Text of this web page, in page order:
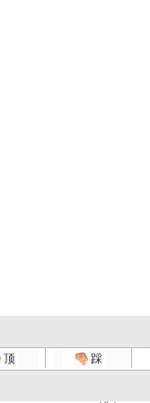
顶 踩